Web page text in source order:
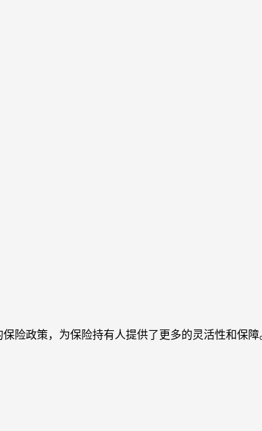
险政策，为保险持有人提供了更多的灵活性和保